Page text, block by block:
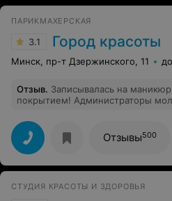
ПАРИКМАХЕРСКАЯ
3.1 Город красоты
Минск, пр-т Дзержинского, 11
Отзыв. Записывалась на
покрытием! Администраторы
молодец, сделала как я хотела с
но ей не составила труда его
большим опытом работы!
Отзывы500
СТУДИЯ КРАСОТЫ И ЗДОРОВЬЯ